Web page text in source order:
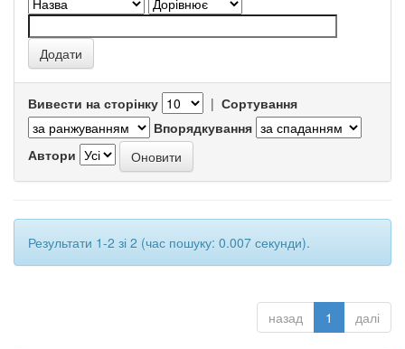
Вивести на сторінку | Сортування
Впорядкування
Автори
Результати 1-2 зі 2 (час пошуку: 0.007 секунди).
назад 1 далі